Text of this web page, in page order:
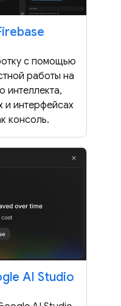
с помощью
работы на
интеллекта,
и интерфейсах
консоль.
AI Studio